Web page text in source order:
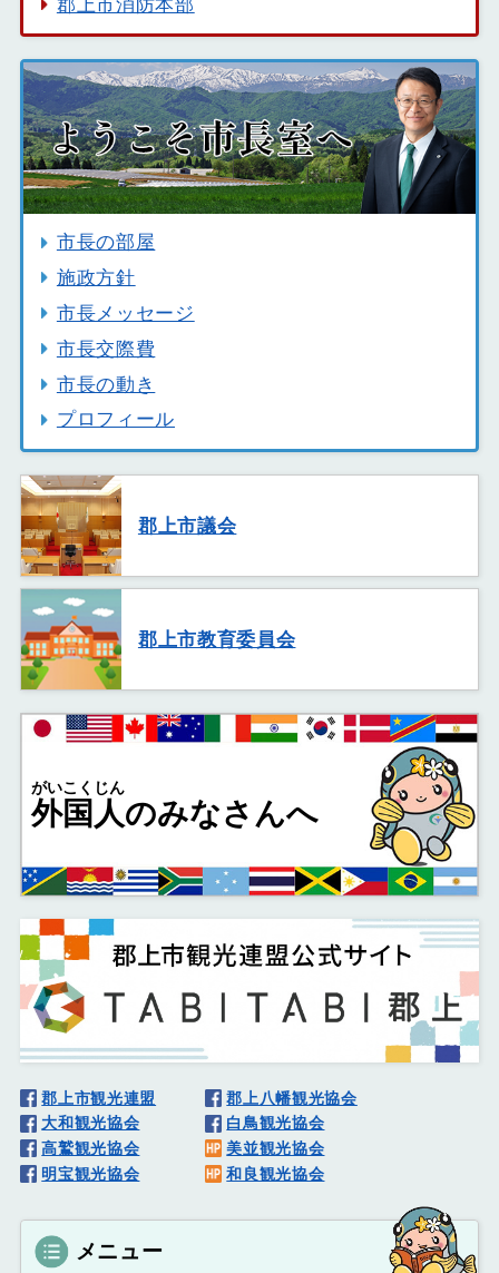
市長の部屋
施政方針
市長メッセージ
市長交際費
市長の動き
プロフィール
郡上市議会
郡上市教育委員会
外国人
がいこくじん
のみなさんへ
郡上市観光連盟
郡上八幡観光協会
大和観光協会
白鳥観光協会
高鷲観光協会
美並観光協会
明宝観光協会
和良観光協会
メニュー